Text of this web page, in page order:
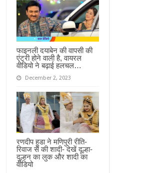
फाइनली दयाबेन की वापसी की
एंट्री होने वाली है, वायरल
वीडियो ने बढ़ाई हलचल…
December 2, 2023
रणदीप हुडा ने मणिपुरी रीति-
रिवाज से की शादी- देखें दूल्हा-
दुल्हन का लुक और शादी का
वीडियो